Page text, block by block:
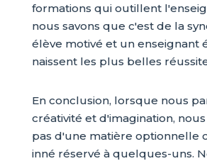
formations qui outillent
nous savons que c'est de la
élève motivé et un enseignant
naissent les plus belles
En conclusion, lorsque nous
créativité et d'imagination,
pas d'une matière optionnelle
inné réservé à quelques-uns.